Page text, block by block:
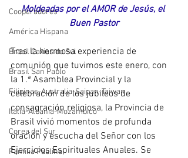
Cooperadores
América Hispana
Brasil Caxias do Sul
Brasil San Pablo
Filipinas-Australia-Saipan-Taiwan
Itália-Albania-Mozambico
Corea del Sur
Familia Paulina
Moldeadas por el AMOR de Jesús, el
Buen Pastor
Tras la hermosa experiencia de
comunión que tuvimos este enero, con
la 1.ª Asamblea Provincial y la
celebración de los jubileos de
consagración religiosa, la Provincia de
Brasil vivió momentos de profunda
oración y escucha del Señor con los
Ejercicios Espirituales Anuales. Se